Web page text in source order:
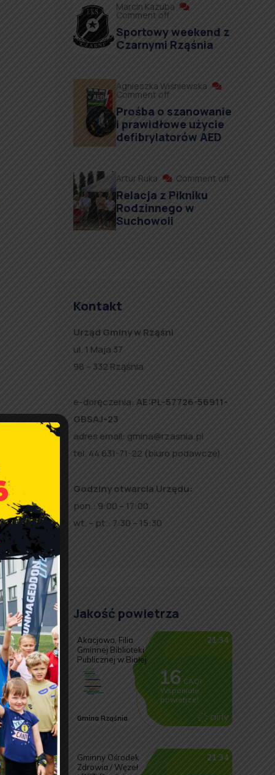
Marcin Kazuba
Comment off
Sportowy weekend z
Czarnymi Rząśnia
Agnieszka Wiśniewska
Comment off
Prośba o szanowanie
i prawidłowe użycie
defibrylatorów AED
Artur Ruka Comment off
Relacja z Pikniku
Rodzinnego w
Suchowoli
Kontakt
Urząd Gminy w Rząśni
ul. 1 Maja 37
98 – 332 Rząśnia
e-doręczenia: AE:PL-57726-56911-
GBSAJ-23
adres email: gmina@rzasnia.pl
tel. 44 631-71-22 (biuro podawcze)
Godziny otwarcia Urzędu:
pon.: 9:00 – 17:00
wt. – pt.: 7:30 – 15:30
Jakość powietrza